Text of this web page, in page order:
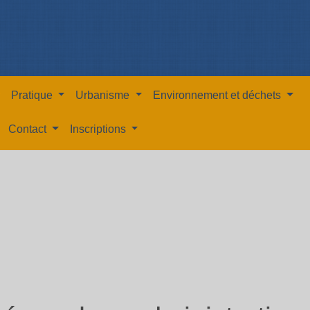
Pratique Urbanisme Environnement et déchets
Contact Inscriptions